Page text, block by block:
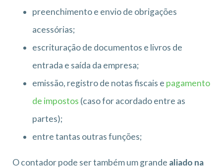
preenchimento e envio de obrigações
acessórias;
escrituração de documentos e livros de
entrada e saída da empresa;
emissão, registro de notas fiscais e pagamento
de impostos (caso for acordado entre as
partes);
entre tantas outras funções;
O contador pode ser também um grande aliado na